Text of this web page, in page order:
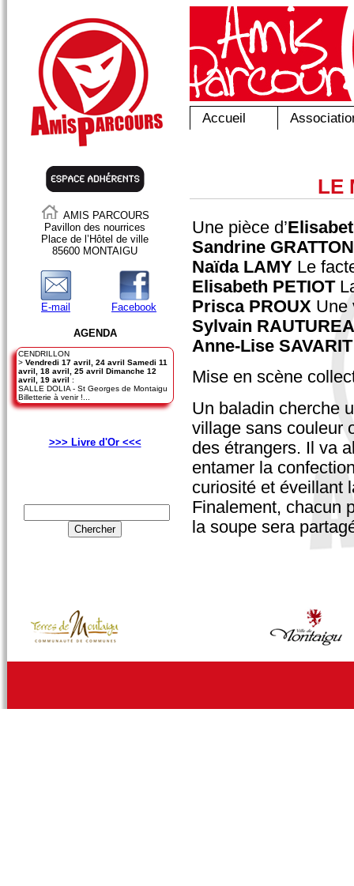
Accueil
LE
Une pièce d’
Sandrine GRATTON
Naïda LAMY Le
Elisabeth PETIOT
Prisca PROUX Une
Sylvain
Anne-Lise SAVARIT
Mise en scène
Un baladin cherche
village sans couleur
des étrangers. Il va
entamer la
curiosité et éveillant
Finalement, chacun
la soupe sera
AMIS PARCOURS
Pavillon des nourrices
Place de l’Hôtel de ville
85600 MONTAIGU
E-mail Facebook
AGENDA
CENDRILLON
> Vendredi 17 avril, 24 avril Samedi 11
avril, 18 avril, 25 avril Dimanche 12
avril, 19 avril :
SALLE DOLIA - St Georges de Montaigu
Billetterie à venir !...
>>> Livre d'Or <<<